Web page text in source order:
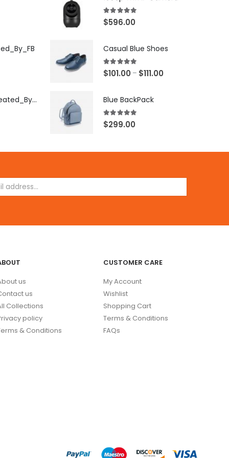
[X503248Z]_Created_By_FB
5.00out of 5
$596.00
Casual Blue Shoes
5.00 out of 5
$101.00 – $111.00
Blue BackPack
5.00out of 5
$299.00
us
us
Collections
policy
& Conditions
CUSTOMER CARE
My Account
Wishlist
Shopping Cart
Terms & Conditions
FAQs